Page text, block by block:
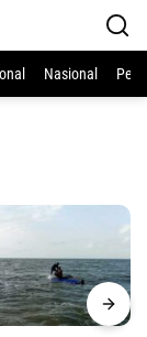
Nasional